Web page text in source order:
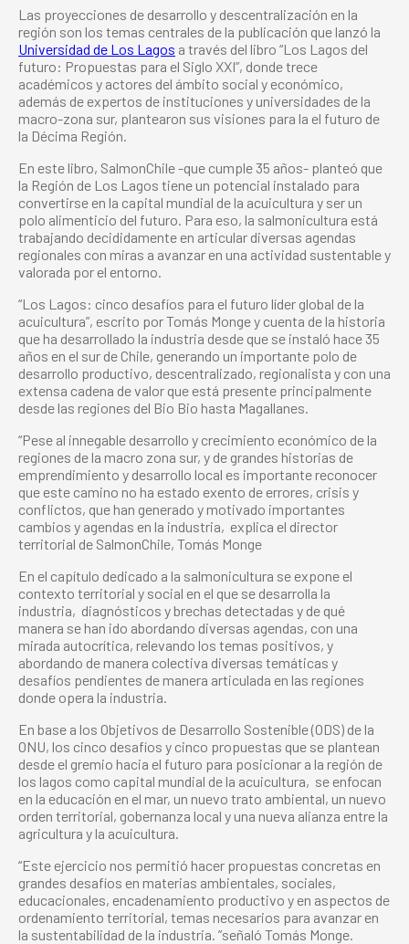
Las proyecciones de desarrollo y descentralización en la
región son los temas centrales de la publicación que lanzó la
Universidad de Los Lagos a través del libro “Los Lagos del
futuro: Propuestas para el Siglo XXI”, donde trece
académicos y actores del ámbito social y económico,
además de expertos de instituciones y universidades de la
macro-zona sur, plantearon sus visiones para la el futuro de
la Décima Región.
En este libro, SalmonChile -que cumple 35 años- planteó que
la Región de Los Lagos tiene un potencial instalado para
convertirse en la capital mundial de la acuicultura y ser un
polo alimenticio del futuro. Para eso, la salmonicultura está
trabajando decididamente en articular diversas agendas
regionales con miras a avanzar en una actividad sustentable y
valorada por el entorno.
“Los Lagos: cinco desafíos para el futuro líder global de la
acuicultura”, escrito por Tomás Monge y cuenta de la historia
que ha desarrollado la industria desde que se instaló hace 35
años en el sur de Chile, generando un importante polo de
desarrollo productivo, descentralizado, regionalista y con una
extensa cadena de valor que está presente principalmente
desde las regiones del Bio Bio hasta Magallanes.
“Pese al innegable desarrollo y crecimiento económico de la
regiones de la macro zona sur, y de grandes historias de
emprendimiento y desarrollo local es importante reconocer
que este camino no ha estado exento de errores, crisis y
conflictos, que han generado y motivado importantes
cambios y agendas en la industria, explica el director
territorial de SalmonChile, Tomás Monge
En el capítulo dedicado a la salmonicultura se expone el
contexto territorial y social en el que se desarrolla la
industria, diagnósticos y brechas detectadas y de qué
manera se han ido abordando diversas agendas, con una
mirada autocrítica, relevando los temas positivos, y
abordando de manera colectiva diversas temáticas y
desafíos pendientes de manera articulada en las regiones
donde opera la industria.
En base a los Objetivos de Desarrollo Sostenible (ODS) de la
ONU, los cinco desafíos y cinco propuestas que se plantean
desde el gremio hacia el futuro para posicionar a la región de
los lagos como capital mundial de la acuicultura, se enfocan
en la educación en el mar, un nuevo trato ambiental, un nuevo
orden territorial, gobernanza local y una nueva alianza entre la
agricultura y la acuicultura.
“Este ejercicio nos permitió hacer propuestas concretas en
grandes desafíos en materias ambientales, sociales,
educacionales, encadenamiento productivo y en aspectos de
ordenamiento territorial, temas necesarios para avanzar en
la sustentabilidad de la industria. ”señaló Tomás Monge.